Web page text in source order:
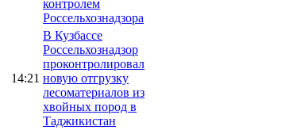
контролем
Россельхознадзора
14:21
В Кузбассе
Россельхознадзор
проконтролировал
новую отгрузку
лесоматериалов из
хвойных пород в
Таджикистан